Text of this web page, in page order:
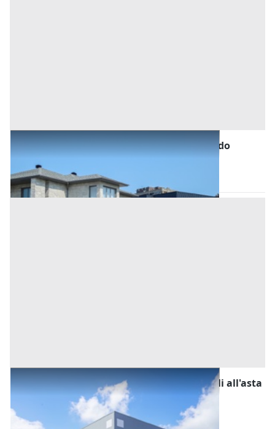
Abitazione di Tipo Civile all'asta a Bonarcado
Bonarcado
Asta chiusa
Fabbricati Costruiti per Esigenze Industriali all'asta
a Bonarcado
(Oristano)
Asta chiusa